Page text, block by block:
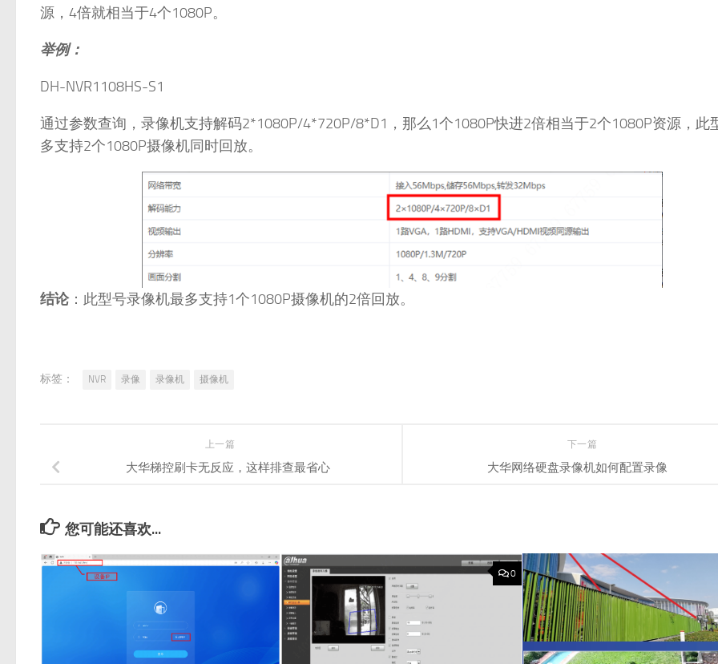
源，4倍就相当于4个1080P。
举例：
DH-NVR1108HS-S1
通过参数查询，录像机支持解码2*1080P/4*720P/8*D1，那么1个1080P快进2倍相当于2个1080P资源，此
多支持2个1080P摄像机同时回放。
结论：此型号录像机最多支持1个1080P摄像机的2倍回放。
标签： NVR 录像 录像机 摄像机
下一篇
大华网络硬盘录像机如何配置录像
上一篇
大华梯控刷卡无反应，这样排查最省心
您可能还喜欢...
0